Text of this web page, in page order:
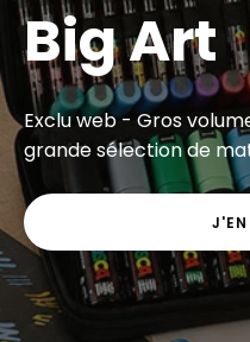
Big Art
Exclu web - Gros
grande sélection de
J'EN